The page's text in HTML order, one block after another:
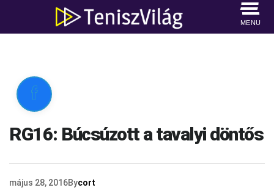
MENU

RG16: Búcsúzott a tavalyi döntős
május 28, 2016Bycort